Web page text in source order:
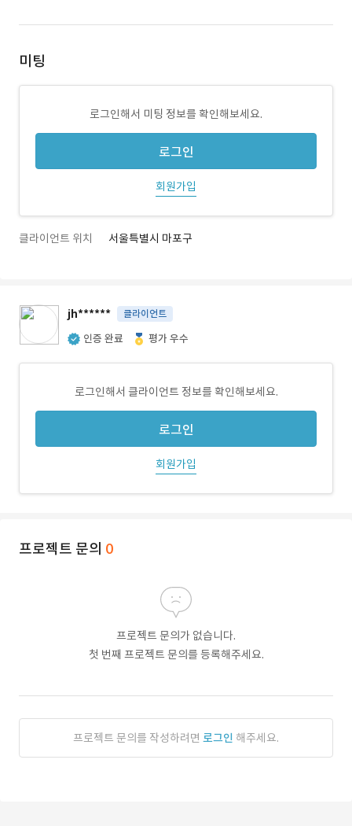
미팅
로그인해서 미팅 정보를 확인해보세요.
로그인
회원가입
클라이언트 위치 서울특별시 마포구
jh****** 클라이언트
인증 완료 평가 우수
로그인해서 클라이언트 정보를 확인해보세요.
로그인
회원가입
프로젝트 문의 0
프로젝트 문의가 없습니다.
첫 번째 프로젝트 문의를 등록해주세요.
프로젝트 문의를 작성하려면 로그인 해주세요.